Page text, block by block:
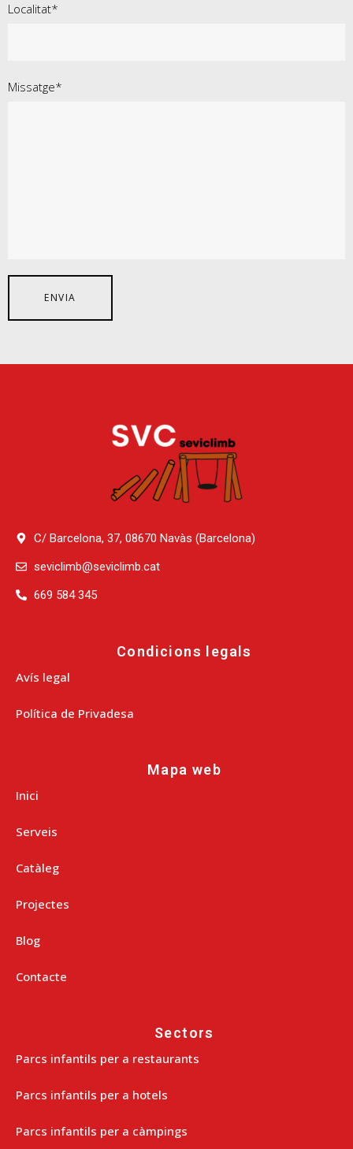
Localitat*
Missatge*
C/ Barcelona, 37, 08670 Navàs (Barcelona)
seviclimb@seviclimb.cat
669 584 345
Condicions legals
Avís legal
Política de Privadesa
Mapa web
Inici
Serveis
Catàleg
Projectes
Blog
Contacte
Sectors
Parcs infantils per a restaurants
Parcs infantils per a hotels
Parcs infantils per a càmpings